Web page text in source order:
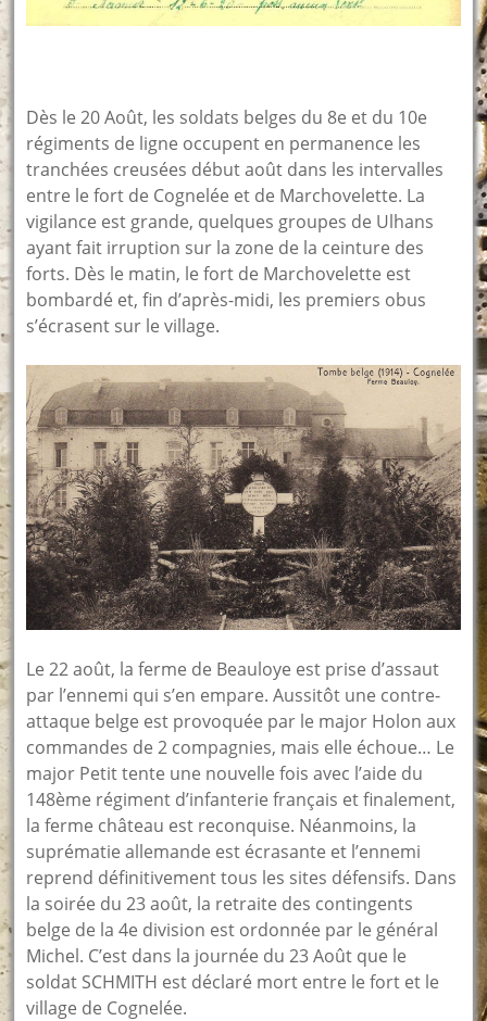
Dès le 20 Août, les soldats belges du 8e et du 10e
régiments de ligne occupent en permanence les
tranchées creusées début août dans les intervalles
entre le fort de Cognelée et de Marchovelette. La
vigilance est grande, quelques groupes de Ulhans
ayant fait irruption sur la zone de la ceinture des
forts. Dès le matin, le fort de Marchovelette est
bombardé et, fin d’après-midi, les premiers obus
s’écrasent sur le village.
Le 22 août, la ferme de Beauloye est prise d’assaut
par l’ennemi qui s’en empare. Aussitôt une contre-
attaque belge est provoquée par le major Holon aux
commandes de 2 compagnies, mais elle échoue… Le
major Petit tente une nouvelle fois avec l’aide du
148ème régiment d’infanterie français et finalement,
la ferme château est reconquise. Néanmoins, la
suprématie allemande est écrasante et l’ennemi
reprend définitivement tous les sites défensifs. Dans
la soirée du 23 août, la retraite des contingents
belge de la 4e division est ordonnée par le général
Michel. C’est dans la journée du 23 Août que le
soldat SCHMITH est déclaré mort entre le fort et le
village de Cognelée.